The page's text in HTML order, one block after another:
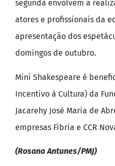
segunda envolvem a
atores e profissionais da
apresentação dos
domingos de outubro.
Mini Shakespeare é
Incentivo à Cultura) da
Jacarehy José Maria de
empresas Fibria e CCR
(Rosana Antunes/PMJ)